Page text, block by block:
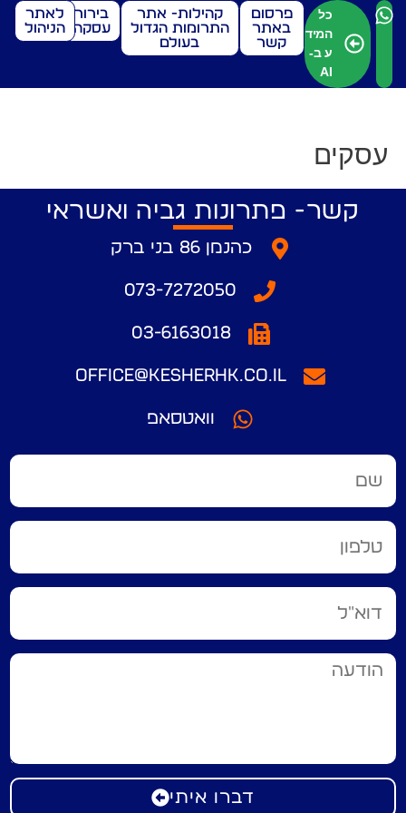
כל
המיד
ע ב-
AI
פרסום
באתר
קשר
קהילות- אתר
התרומות הגדול
בעולם
בירור
עסקה
לאתר
הניהול
עסקים
קשר- פתרונות גביה ואשראי
כהנמן 86 בני ברק
073-7272050
03-6163018
office@kesherhk.co.il
וואטסאפ
דברו איתי